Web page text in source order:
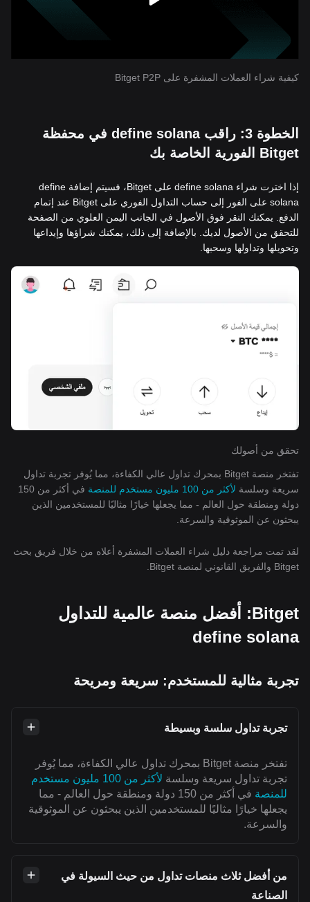
كيفية شراء العملات المشفرة على Bitget P2P
الخطوة 3: راقب define solana في محفظة
Bitget الفورية الخاصة بك
إذا اخترت شراء define solana على Bitget، فسيتم إضافة define
solana على الفور إلى حساب التداول الفوري على Bitget عند إتمام
الدفع. يمكنك النقر فوق الأصول في الجانب اليمن العلوي من الصفحة
للتحقق من الأصول لديك. بالإضافة إلى ذلك، يمكنك شراؤها وإيداعها
وتحويلها وتداولها وسحبها.
تحقق من أصولك
تفتخر منصة Bitget بمحرك تداول عالي الكفاءة، مما يُوفر تجربة تداول
سريعة وسلسة لأكثر من 100 مليون مستخدم للمنصة
في أكثر من 150
دولة ومنطقة حول العالم - مما يجعلها خيارًا مثاليًا للمستخدمين الذين
يبحثون عن الموثوقية والسرعة.
لقد تمت مراجعة دليل شراء العملات المشفرة أعلاه من خلال فريق بحث
Bitget والفريق القانوني لمنصة Bitget.
Bitget: أفضل منصة عالمية للتداول
define solana
تجربة مثالية للمستخدم: سريعة ومريحة
تجربة تداول سلسة وبسيطة
تفتخر منصة Bitget بمحرك تداول عالي الكفاءة، مما يُوفر
تجربة تداول سريعة وسلسة
لأكثر من 100 مليون مستخدم
للمنصة
في أكثر من 150 دولة ومنطقة حول العالم - مما
يجعلها خيارًا مثاليًا للمستخدمين الذين يبحثون عن الموثوقية
والسرعة.
من أفضل ثلاث منصات تداول من حيث السيولة في
الصناعة